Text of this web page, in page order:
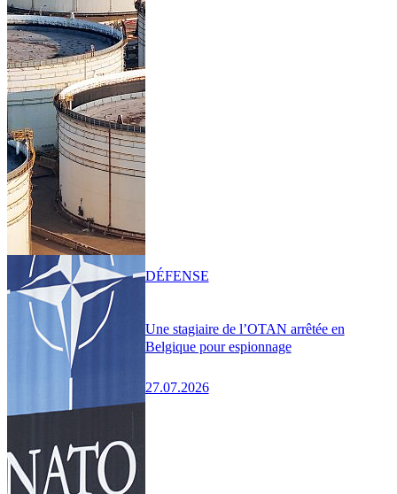
Une stagiaire de l’OTAN arrêtée en
Belgique pour espionnage
27.07.2026
DÉFENSE